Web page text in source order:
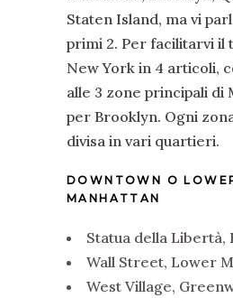
Staten Island, ma vi
primi 2. Per facilitarvi il
New York in 4 articoli,
alle 3 zone principali di
per Brooklyn. Ogni
divisa in vari quartieri.
DOWNTOWN O
MANHATTAN
Statua della Libertà,
Wall Street, Lower
West Village,